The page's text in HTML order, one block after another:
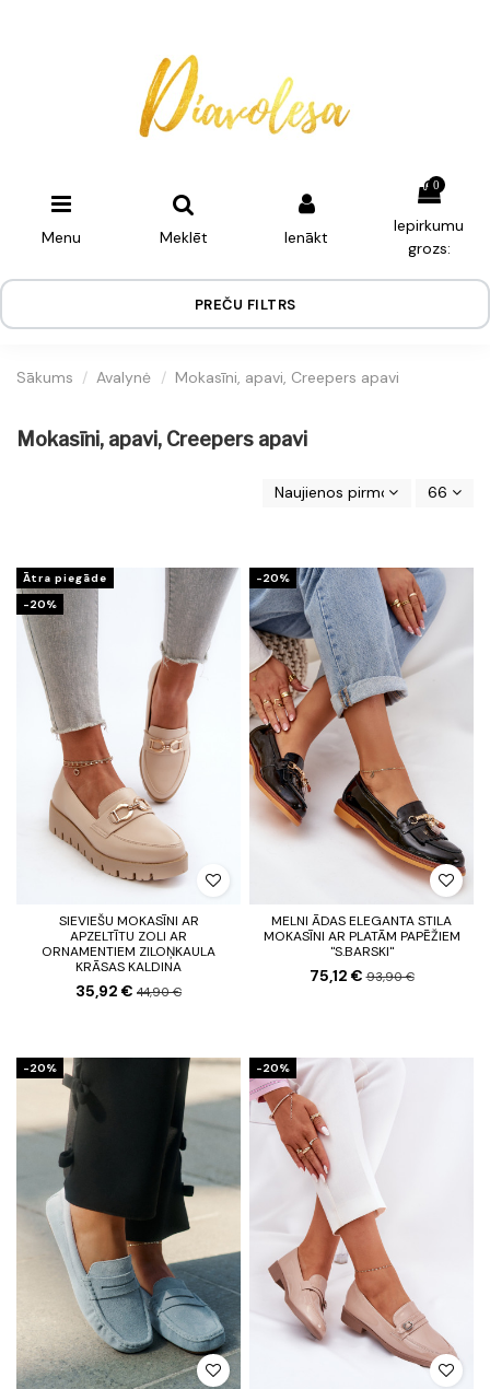
Menu Meklēt Ienākt
0
Iepirkumu
grozs:
PREČU FILTRS
Sākums Avalynė Mokasīni, apavi, Creepers apavi
Mokasīni, apavi, Creepers apavi
Naujienos pirmos 66
Ātra piegāde
-20%
SIEVIEŠU MOKASĪNI AR
APZELTĪTU ZOLI AR
ORNAMENTIEM ZILOŅKAULA
KRĀSAS KALDINA
35,92 € 44,90 €
-20%
MELNI ĀDAS ELEGANTA STILA
MOKASĪNI AR PLATĀM PAPĒŽIEM
"S.BARSKI"
75,12 €93,90 €
-20% -20%